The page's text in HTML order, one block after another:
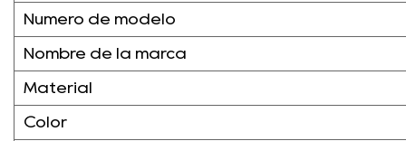
Número de modelo
Nombre de la marca
Material
Color